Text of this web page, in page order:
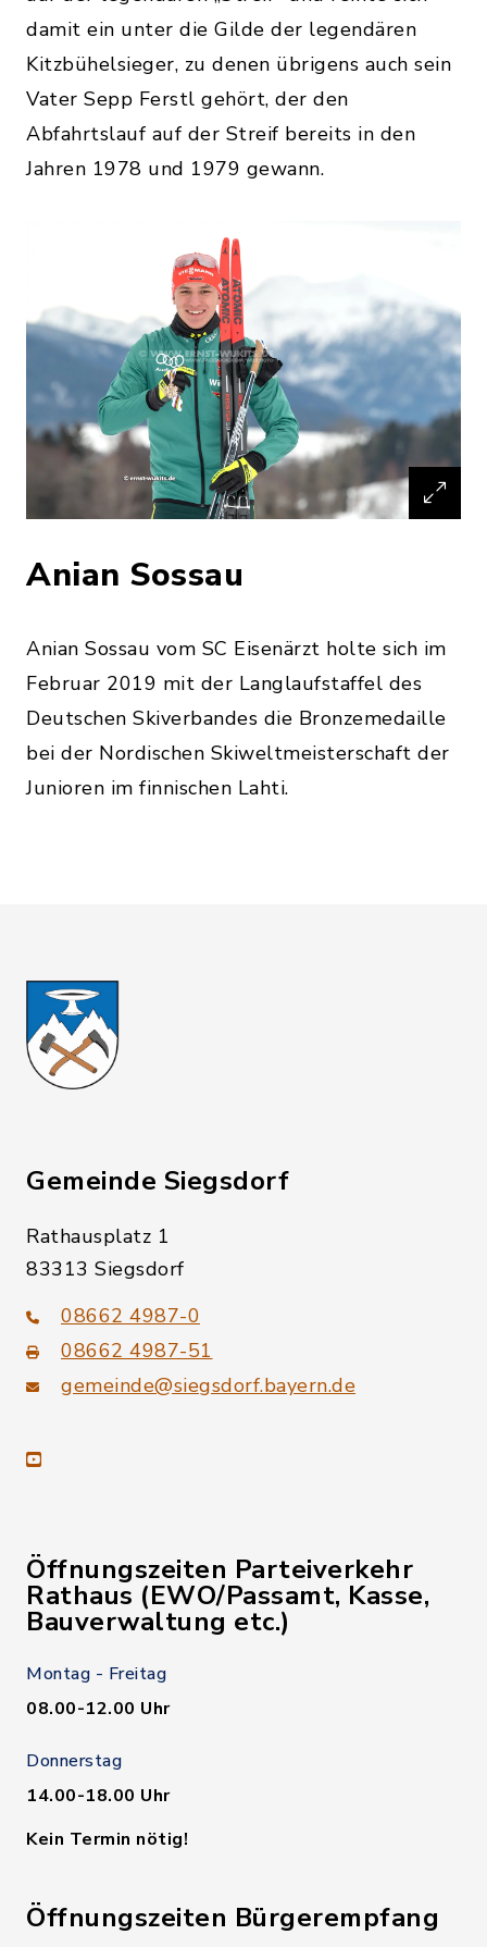
damit ein unter die Gilde der legendären
Kitzbühelsieger, zu denen übrigens auch sein
Vater Sepp Ferstl gehört, der den
Abfahrtslauf auf der Streif bereits in den
Jahren 1978 und 1979 gewann.
Anian Sossau
Anian Sossau vom SC Eisenärzt holte sich im
Februar 2019 mit der Langlaufstaffel des
Deutschen Skiverbandes die Bronzemedaille
bei der Nordischen Skiweltmeisterschaft der
Junioren im finnischen Lahti.
Gemeinde Siegsdorf
Rathausplatz 1
83313 Siegsdorf
08662 4987-0
08662 4987-51
gemeinde@siegsdorf.bayern.de
youtube
Öffnungszeiten Parteiverkehr
Rathaus (EWO/Passamt, Kasse,
Bauverwaltung etc.)
Montag - Freitag
08.00-12.00 Uhr
Donnerstag
14.00-18.00 Uhr
Kein Termin nötig!
Öffnungszeiten Bürgerempfang